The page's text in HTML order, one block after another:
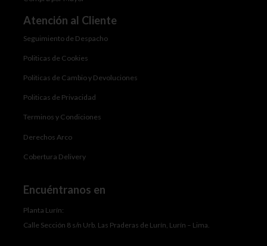
Atención al Cliente
Seguimiento de Despacho
Politicas de Cookies
Politicas de Cambio y Devoluciones
Politicas de Privacidad
Terminos y Condiciones
Derechos Arco
Cobertura Delivery
Encuéntranos en
Planta Lurín:
Calle Sección 8 s/n Urb. Las Praderas de Lurín, Lurín – Lima.